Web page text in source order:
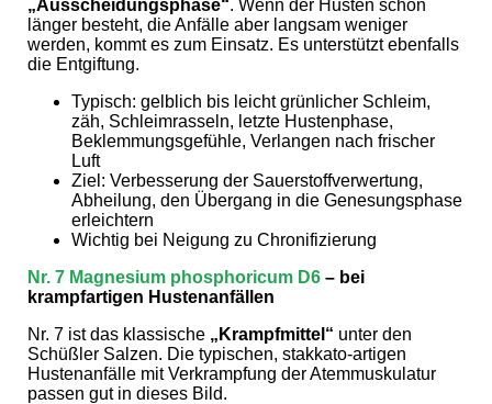
„Ausscheidungsphase“. Wenn der Husten schon
länger besteht, die Anfälle aber langsam weniger
werden, kommt es zum Einsatz. Es unterstützt ebenfalls
die Entgiftung.
Typisch: gelblich bis leicht grünlicher Schleim,
zäh, Schleimrasseln, letzte Hustenphase,
Beklemmungsgefühle, Verlangen nach frischer
Luft
Ziel: Verbesserung der Sauerstoffverwertung,
Abheilung, den Übergang in die Genesungsphase
erleichtern
Wichtig bei Neigung zu Chronifizierung
Nr. 7 Magnesium phosphoricum D6 – bei
krampfartigen Hustenanfällen
Nr. 7 ist das klassische „Krampfmittel “ unter den
Schüßler Salzen. Die typischen, stakkato-artigen
Hustenanfälle mit Verkrampfung der Atemmuskulatur
passen gut in dieses Bild.